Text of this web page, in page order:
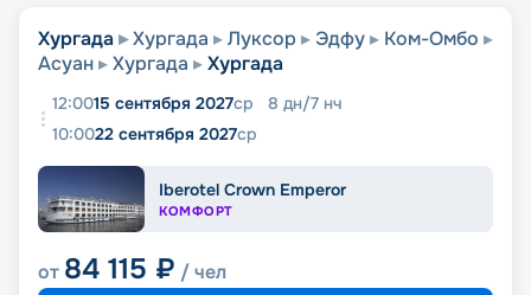
Хургада Хургада Луксор Эдфу
Ком-Омбо
Асуан
Хургада Хургада
12:0015 сентября 2027ср 8 дн/7 нч
10:0022 сентября 2027ср
Iberotel Crown Emperor
КОМФОРТ
от 84 115 ₽ / чел